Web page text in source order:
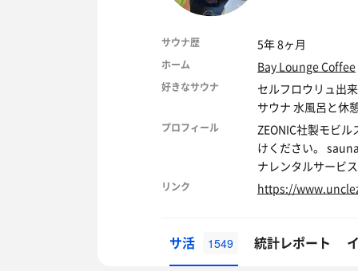
サウナ歴 5年 8ヶ月
ホーム Bay Lounge Coffee
好きなサウナ
セルフロウリュ出
サウナ 水風呂と休
プロフィール
ZEONIC社製モビ
けください。
ナレンタルサービ
リンク https://
サ活 1549 統計レポート